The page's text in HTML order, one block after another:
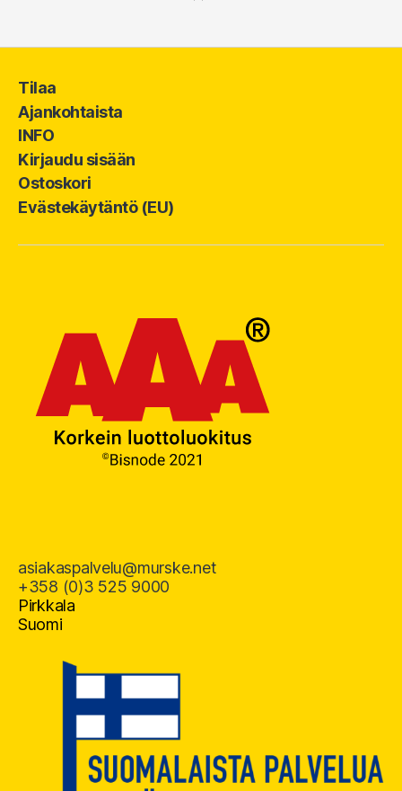
Tilaa
Ajankohtaista
INFO
Kirjaudu sisään
Ostoskori
Evästekäytäntö (EU)
asiakaspalvelu@murske.net
+358 (0)3 525 9000
Pirkkala
Suomi